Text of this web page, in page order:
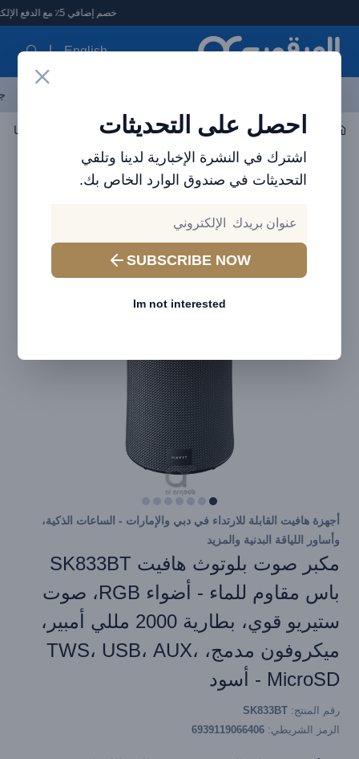
العرقوب - متجر الإلكترونيات في الإمارات
خصم إضافي 5٪ مع الدفع الإلكتروني
English
احصل على التحديثات
اشترك في النشرة الإخبارية لدينا وتلقي
التحديثات في صندوق الوارد الخاص بك.
SUBSCRIBE NOW
Im not interested
صوتي مكبر الصوت
أجهزة هافيت القابلة للارتداء في دبي والإمارات - الساعات الذكية،
وأساور اللياقة البدنية والمزيد
مكبر صوت بلوتوث هافيت SK833BT
باس مقاوم للماء - أضواء RGB، صوت
ستيريو قوي، بطارية 2000 مللي أمبير،
ميكروفون مدمج، TWS، USB، AUX،
MicroSD - أسود
رقم المنتج: SK833BT
الرمز الشريطي: 6939119066406